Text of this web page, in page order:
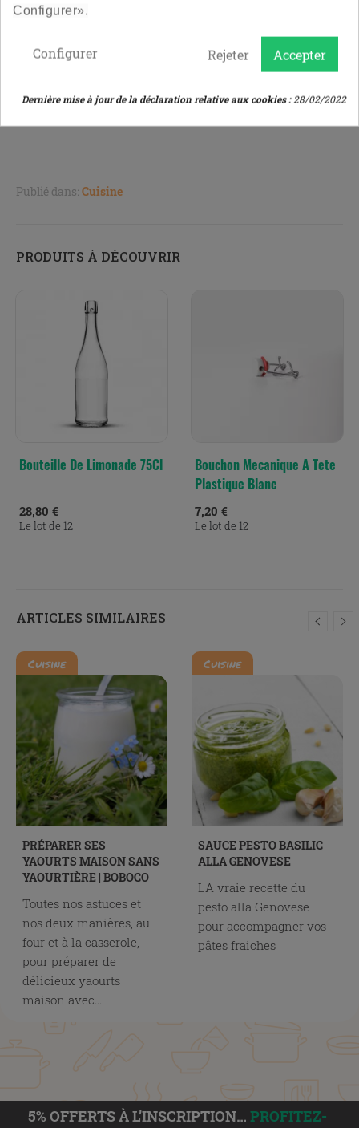
Les bouchons mécanique à tête plastique blanc >
Publié dans: Cuisine
PRODUITS À DÉCOUVRIR
Bouteille De Limonade 75Cl
28,80 €
Le lot de 12
Bouchon Mecanique A Tete
Plastique Blanc
7,20 €
Le lot de 12
ARTICLES SIMILAIRES
PRÉPARER SES
YAOURTS MAISON SANS
YAOURTIÈRE | BOBOCO
Cuisine
Toutes nos astuces et
nos deux manières, au
four et à la casserole,
pour préparer de
délicieux yaourts
maison avec...
SAUCE PESTO BASILIC
ALLA GENOVESE
Cuisine
LA vraie recette du
pesto alla Genovese
pour accompagner vos
pâtes fraiches
5% OFFERTS À L’INSCRIPTION… PROFITEZ-
Configurer».
Accepter
Rejeter
Configurer
Dernière mise à jour de la déclaration relative aux cookies :28/02/2022